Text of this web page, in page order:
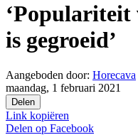
is gegroeid’
Aangeboden door: Horecava
maandag, 1 februari 2021
Delen
Link kopiëren
Delen op Facebook